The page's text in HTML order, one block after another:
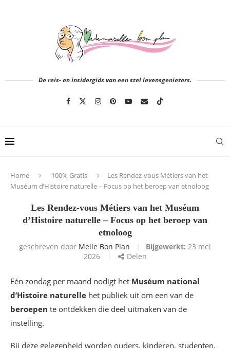
De reis- en insidergids van een stel levensgenieters.
Home 100% Gratis
Les Rendez-vous Métiers van het
Muséum d’Histoire naturelle – Focus op het beroep van etnoloog
Les Rendez-vous Métiers van het Muséum
d’Histoire naturelle – Focus op het beroep van
etnoloog
geschreven door Melle Bon Plan Bijgewerkt: 23 mei
2026
Delen
Eén zondag per maand nodigt het Muséum national
d’Histoire naturelle het publiek uit om een van de
beroepen te ontdekken die deel uitmaken van de
instelling.
Bij deze gelegenheid worden ouders, kinderen, studenten,